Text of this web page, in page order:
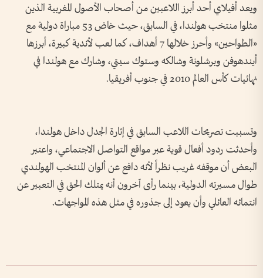
ويعد أفيلاي أحد أبرز اللاعبين من أصحاب الأصول المغربية الذين
مثلوا منتخب هولندا، في السابق، حيث خاض 53 مباراة دولية مع
«الطواحين» وأحرز خلالها 7 أهداف، كما لعب لأندية كبيرة، أبرزها
أيندهوفن وبرشلونة وشالكه وستوك سيتي، وشارك مع هولندا في
نهائيات كأس العالم 2010 في جنوب أفريقيا.
وتسببت تصريحات اللاعب السابق في إثارة الجدل داخل هولندا،
وأحدثت ردود أفعال قوية عبر مواقع التواصل الاجتماعي، واعتبر
البعض أن موقفه غريب نظراً لأنه دافع عن ألوان المنتخب الهولندي
طوال مسيرته الدولية، بينما رأى آخرون أنه يمتلك الحق في التعبير عن
انتمائه العائلي وأن يعود إلى جذوره في مثل هذه المواجهات.